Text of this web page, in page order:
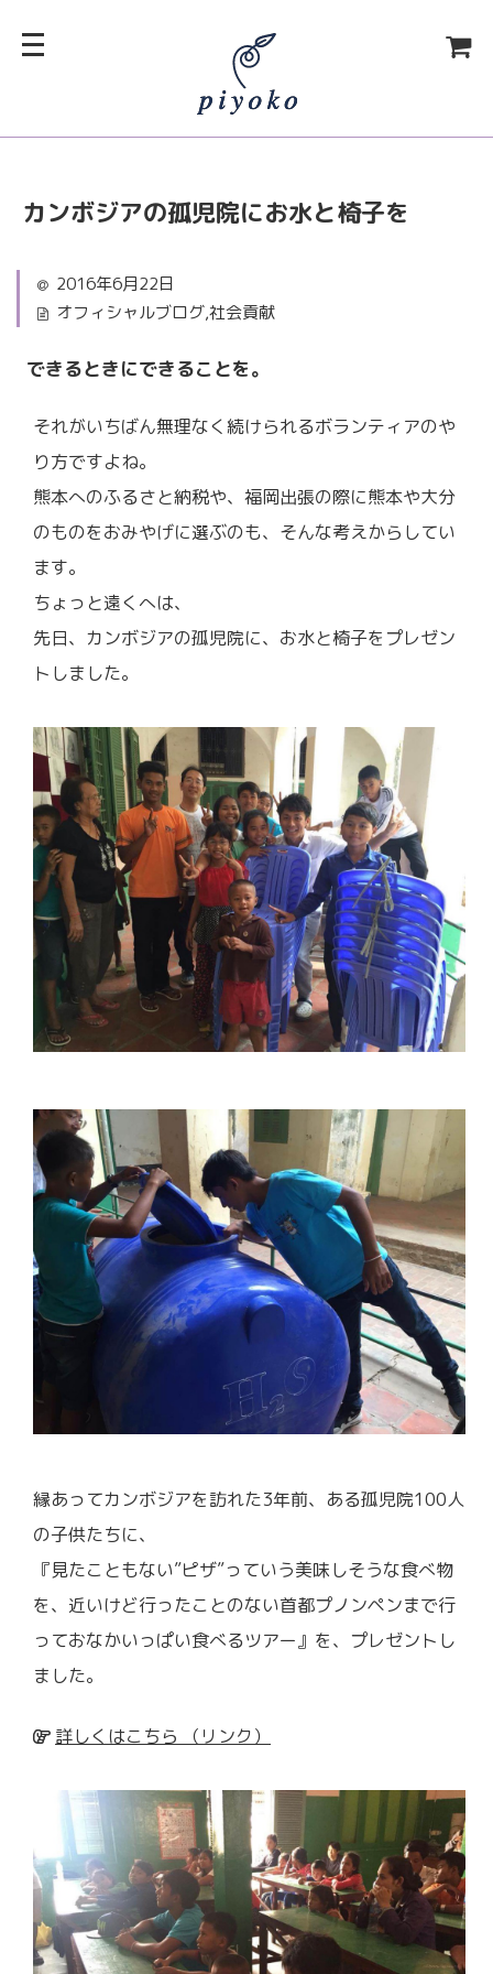
カンボジアの孤児院にお水と椅子を
2016年6月22日
オフィシャルブログ,社会貢献
できるときにできることを。
それがいちばん無理なく続けられるボランティアのや
り方ですよね。
熊本へのふるさと納税や、福岡出張の際に熊本や大分
のものをおみやげに選ぶのも、そんな考えからしてい
ます。
ちょっと遠くへは、
先日、カンボジアの孤児院に、お水と椅子をプレゼン
トしました。
縁あってカンボジアを訪れた3年前、ある孤児院100人
の子供たちに、
『見たこともない”ピザ”っていう美味しそうな食べ物
を、近いけど行ったことのない首都プノンペンまで行
っておなかいっぱい食べるツアー』を、プレゼントし
ました。
詳しくはこちら （リンク）